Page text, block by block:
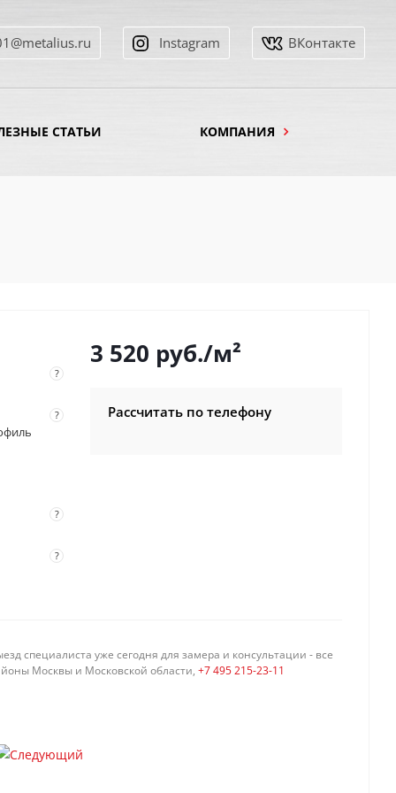
Instagram ВКонтакте
СТАТЬИ КОМПАНИЯ
?
?
?
?
3 520 руб./м²
Рассчитать по телефону
специалиста уже сегодня для замера и консультации - все
Москвы и Московской области, +7 495 215-23-11